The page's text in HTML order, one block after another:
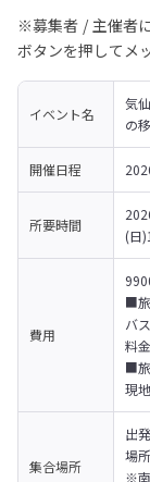
※募集者 / 主催者
ボタンを押してメ
イベント名
気
の
開催日程
所要時間
(日
費用
■旅
バ
料金
■旅
現
集合場所
出
場
※南